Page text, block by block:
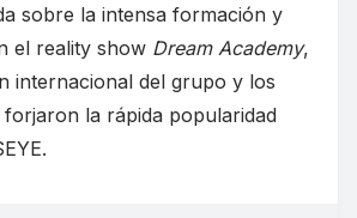
sobre la intensa formación y
el reality show Dream Academy,
internacional del grupo y los
forjaron la rápida popularidad